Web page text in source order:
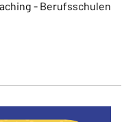
- Berufsschulen